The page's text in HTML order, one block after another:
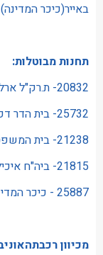
באייר(כיכר
תחנות מבוטלות:
20832- ת.רק"ל ארלוזורוב/דרך מנחם בגין
25732- בית הדר דפנה/שד' שאול המלך
21238- בית המשפט/ויצמן
21815- ביה"ח איכילוב/ויצמן
25887 - כיכר המדינה/ויצמן
מכיוון